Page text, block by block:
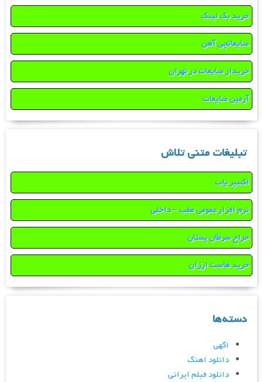
خرید بک لینک
ضایعاتچی آهن
خریدار ضایعات در تهران
آرمین ضایعات
تبلیغات متنی تلاش
اکسیر یاب
نرم افزار عمومی مطب – داخلی
جراح سرطان پستان
خرید هاست ارزان
دسته‌ها
اگهی
دانلود اهنگ
دانلود فیلم ایرانی